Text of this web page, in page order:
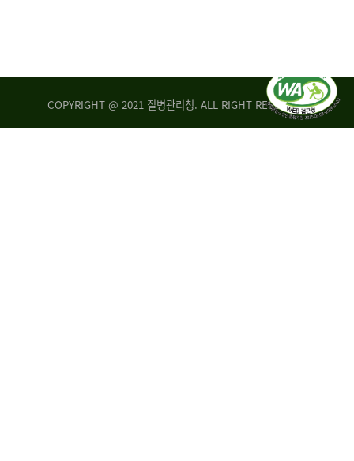
COPYRIGHT @ 2021 질병관리청. ALL RIGHT RESERVED